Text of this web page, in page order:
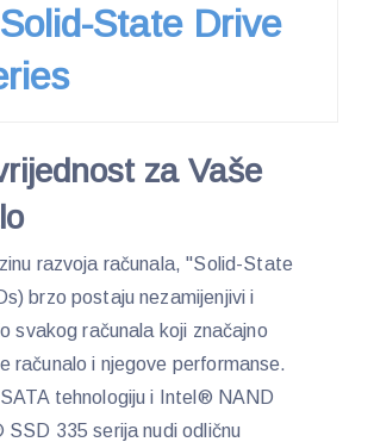
State Drive
za Vaše
razvoja računala, "Solid-State
brzo postaju nezamijenjivi i
svakog računala koji značajno
računalo i njegove performanse.
tehnologiju i Intel® NAND
SSD 335 serija nudi odličnu